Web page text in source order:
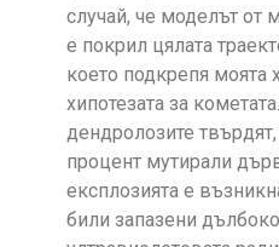
случай, че моделът от
е покрил цялата
което подкрепя моята
хипотезата за
дендролозите
процент мутирали
експлозията е
били запазени